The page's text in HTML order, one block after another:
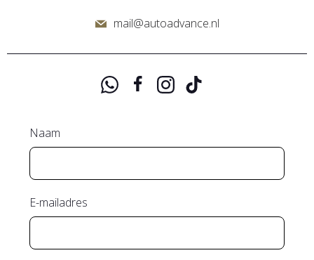
mail@autoadvance.nl
Naam
E-mailadres